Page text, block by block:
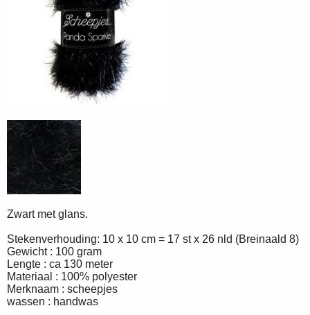
Zwart met glans.
Stekenverhouding: 10 x 10 cm = 17 st x 26 nld (Breinaald 8)
Gewicht : 100 gram
Lengte : ca 130 meter
Materiaal : 100% polyester
Merknaam : scheepjes
wassen : handwas